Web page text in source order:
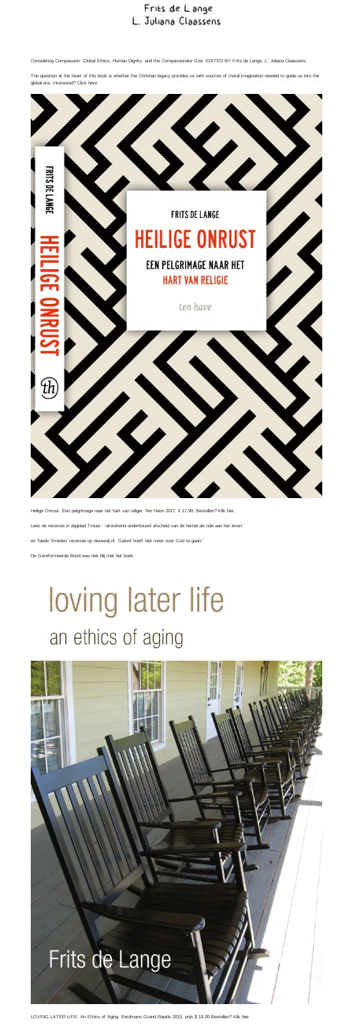
Considering Compassion. Global Ethics, Human Dignity, and the Compassionate God. EDITED BY Frits de Lange, L. Juliana Claassens
The question at the heart of this book is whether the Christian legacy provides us with sources of moral imagination needed to guide us into the
global era. Interested? Clickhere
Heilige Onrust. Een pelgrimage naar het hart van religie. Ten Have 2017, € 17.90. Bestellen?Klik hier
Leesde recensie in dagblad Trouw: ‘uitstekend onderbouwd afscheid van de hemel als ode aan het leven’
enTaede Smedes’ recensieop nieuwwij.nl: ‘Geloof hoeft niet meer over God te gaan.’
De Gereformeerde Bond wasniet blij met het boek.
LOVING LATER LIFE. An Ethics of Aging. Eerdmans Grand Rapids 2015, prijs $ 19.00 Bestellen? Klikhier